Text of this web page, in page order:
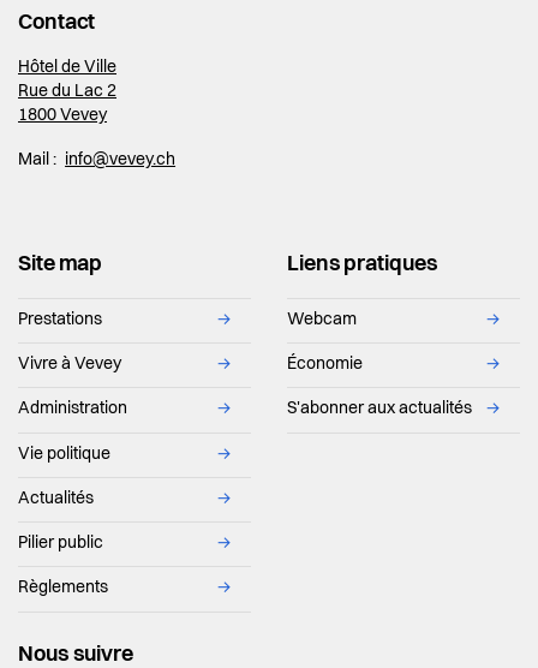
Contact
Hôtel de Ville
Rue du Lac 2
1800 Vevey
Mail : info@vevey.ch
Site map
Prestations →
Vivre à Vevey →
Administration →
Vie politique →
Actualités →
Pilier public →
Règlements →
Liens pratiques
Webcam →
Économie →
S'abonner aux actualités →
Nous suivre